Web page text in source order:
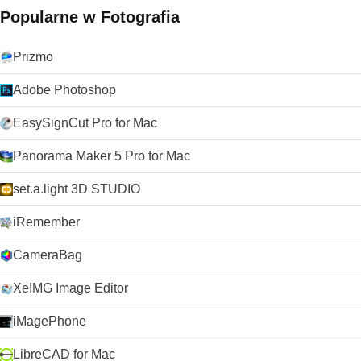
także dostosowanie regularnych preferencji prywatności
oprogramowania na komputerze Mac lub wpływaniu na inne
technologię Bezpiecznego przeglądania z ochroną przed
złośliwym oprogramowaniem i atakami typu „phishing”, która
ostrzega w przypadku podejrzenia witryny zawierającej
złośliwe oprogramowanie / aktywność. Regularne
automatyczne aktualizacje zapewniają, że funkcje
bezpieczeństwa są aktualne i skuteczne. Dostosowywanie
Szeroki wybór aplikacji, rozszerzeń, motywów i ustawień
produktywność, bezpieczeństwo, szybkość nawigacji i prawie
rozszerzeniom ze sklepu Google Chrome. Zainstaluj motywy
stworzone przez najlepszych artystów lub utwórz własne,
konto Google, aby wykonać kopię zapasową kontaktów,
preferencji, historii, a także uzyskać dostęp do wszystkich
narzędzi Google za pomocą jednego loginu. Dostawca
programu ograniczył dystrybucję starszych wersji tego
produktu. FileHippo przeprasza za wszelkie związane z tym
Popularne w Fotografia
Prizmo
Adobe Photoshop
EasySignCut Pro for Mac
Panorama Maker 5 Pro for Mac
set.a.light 3D STUDIO
iRemember
CameraBag
XeIMG Image Editor
iMagePhone
LibreCAD for Mac